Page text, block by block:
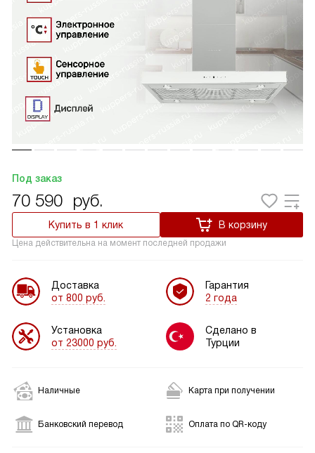
Под заказ
70 590 руб.
Купить в 1 клик В корзину
Цена действительна на момент последней продажи
Доставка
от 800 руб.
Установка
от 23000 руб.
Гарантия
2 года
Сделано в
Турции
Наличные Карта при получении
Банковский перевод Оплата по QR-коду